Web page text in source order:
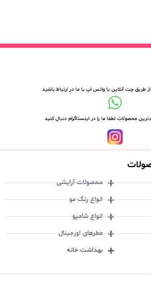
طریق چت آنلاین یا واتس اپ با ما در ارتباط باشید
محصولات لطفا ما را در اینستاگرام دنبال کنید
محصولات آرایشی
انواع رنگ مو
انواع شامپو
عطرهای اورجینال
بهداشت خانه